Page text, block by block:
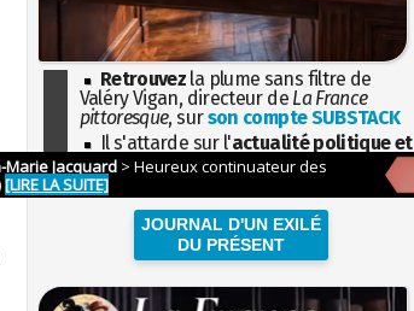
Retrouvez la plume sans filtre de
Valéry Vigan, directeur de La France
pittoresque, surson compte SUBSTACK
Il s'attarde sur l'actualité politique et
sociétaleavec la hauteur de vue de
l'Histoire
JOURNAL D'UN EXILÉ
DU PRÉSENT